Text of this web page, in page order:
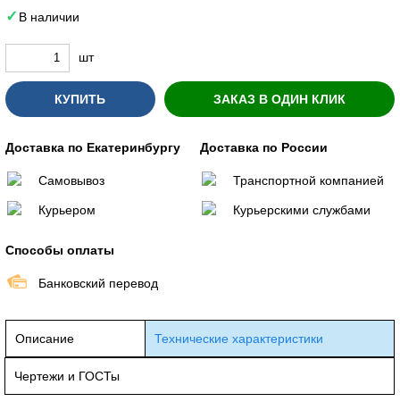
В наличии
шт
КУПИТЬ ЗАКАЗ В ОДИН КЛИК
Доставка по Екатеринбургу
Самовывоз
Курьером
Доставка по России
Транспортной компанией
Курьерскими службами
Способы оплаты
Банковский перевод
Описание Технические характеристики
Чертежи и ГОСТы